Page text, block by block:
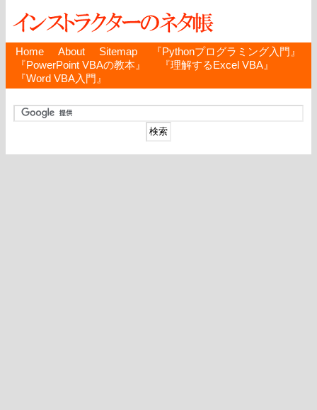
Home About Sitemap
『Pythonプログラミング入門』
『PowerPoint VBAの教本』
『理解するExcel VBA』
『Word VBA入門』